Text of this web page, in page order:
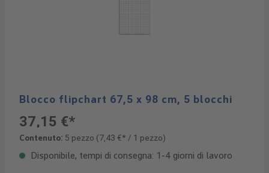
Blocco flipchart 67,5 x 98 cm, 5 blocchi
37,15 €*
Contenuto: 5 pezzo (7,43 €* / 1 pezzo)
Disponibile, tempi di consegna: 1-4 giorni di lavoro